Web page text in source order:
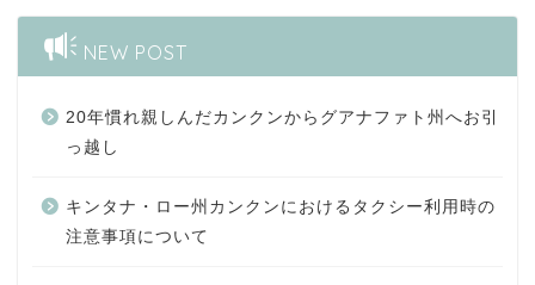
NEW POST
20年慣れ親しんだカンクンからグアナファト州へお引
っ越し
キンタナ・ロー州カンクンにおけるタクシー利用時の
注意事項について